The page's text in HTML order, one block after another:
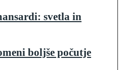
svetla in
boljše počutje